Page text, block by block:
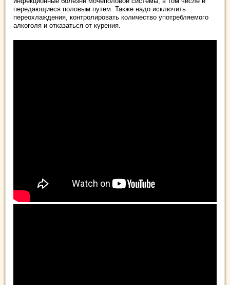
передающиеся половым путем. Также надо исключить
переохлаждения, контролировать количество употребляемого
алкоголя и отказаться от курения.